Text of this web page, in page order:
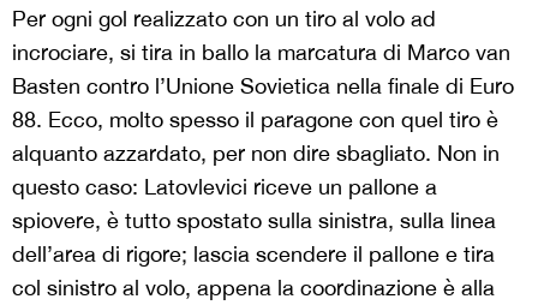
Per ogni gol realizzato con un tiro al volo ad
incrociare, si tira in ballo la marcatura di Marco van
Basten contro l’Unione Sovietica nella finale di Euro
88. Ecco, molto spesso il paragone con quel tiro è
alquanto azzardato, per non dire sbagliato. Non in
questo caso: Latovlevici riceve un pallone a
spiovere, è tutto spostato sulla sinistra, sulla linea
dell’area di rigore; lascia scendere il pallone e tira
col sinistro al volo, appena la coordinazione è alla